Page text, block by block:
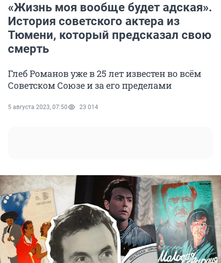
«Жизнь моя вообще будет адская».
История советского актера из
Тюмени, который предсказал свою
смерть
Глеб Романов уже в 25 лет известен во всём
Советском Союзе и за его пределами
5 августа 2023, 07:50 23 014